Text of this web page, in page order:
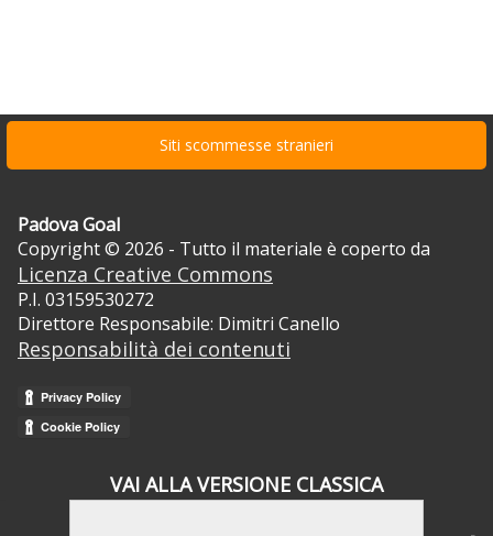
Siti scommesse stranieri
Padova Goal
Copyright © 2026 - Tutto il materiale è coperto da
Licenza Creative Commons
P.I. 03159530272
Direttore Responsabile: Dimitri Canello
Responsabilità dei contenuti
VAI ALLA VERSIONE CLASSICA